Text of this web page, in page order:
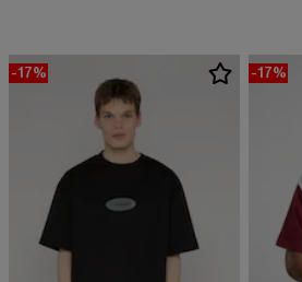
-17% -17%